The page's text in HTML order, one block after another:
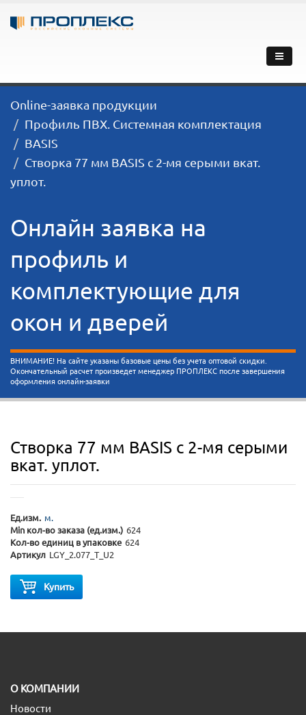
Online-заявка продукции
Профиль ПВХ. Системная комплектация
BASIS
Створка 77 мм BASIS с 2-мя серыми вкат.
уплот.
Онлайн заявка на
профиль и
комплектующие для
окон и дверей
ВНИМАНИЕ! На сайте указаны базовые цены без учета оптовой скидки.
Окончательный расчет произведет менеджер ПРОПЛЕКС после завершения
оформления онлайн-заявки
Створка 77 мм BASIS с 2-мя серыми
вкат. уплот.
Ед.изм. м.
Min кол-во заказа (ед.изм.) 624
Кол-во единиц в упаковке 624
Артикул LGY_2.077_T_U2
Купить
O КОМПАНИИ
Новости